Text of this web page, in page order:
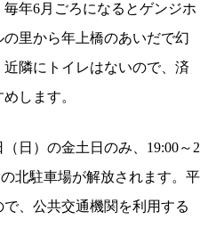
年6月ごろになるとゲンジホ
里から年上橋のあいだで幻
隣にトイレはないので、済
します。
日）の金土日のみ、19:00～2
北駐車場が解放されます。平
、公共交通機関を利用する